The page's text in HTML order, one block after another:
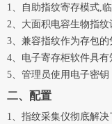
1、自助指纹寄存模式,
2、大面积电容生物指纹
3、兼容指纹作为存包的
4、电子寄存柜软件具有
5、管理员使用电子密钥
二、配置
1、指纹采集仪彻底解